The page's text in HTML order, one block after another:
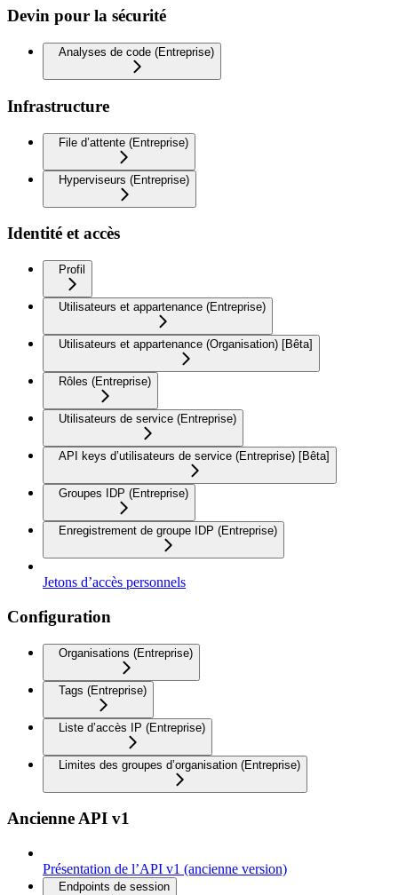
Devin pour la sécurité
Analyses de code (Entreprise)
Infrastructure
File d’attente (Entreprise)
Hyperviseurs (Entreprise)
Identité et accès
Profil
Utilisateurs et appartenance (Entreprise)
Utilisateurs et appartenance (Organisation) [Bêta]
Rôles (Entreprise)
Utilisateurs de service (Entreprise)
API keys d’utilisateurs de service (Entreprise) [Bêta]
Groupes IDP (Entreprise)
Enregistrement de groupe IDP (Entreprise)
Jetons d’accès personnels
Configuration
Organisations (Entreprise)
Tags (Entreprise)
Liste d’accès IP (Entreprise)
Limites des groupes d’organisation (Entreprise)
Ancienne API v1
Présentation de l’API v1 (ancienne version)
Endpoints de session